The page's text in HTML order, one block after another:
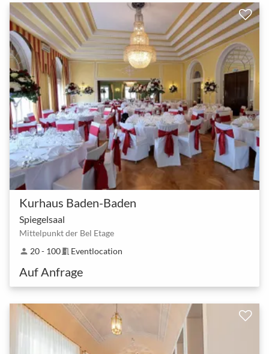
Kurhaus Baden-Baden
Spiegelsaal
Mittelpunkt der Bel Etage
person 20 - 100meeting_room Eventlocation
Auf Anfrage